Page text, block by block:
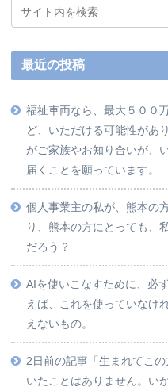
最近の投稿
福祉車両なら、最大５００
ど、いただける可能性があ
がご家族やお知り合いが、
届くことを願っています。
個人事業主の私が、熊本の
り、熊本の方にとっても、
だろう？
AIを使いこなすために、必
えば、これを使っていなけ
えないもの。
2日前の記事「生まれてこ
いたことはありません。い